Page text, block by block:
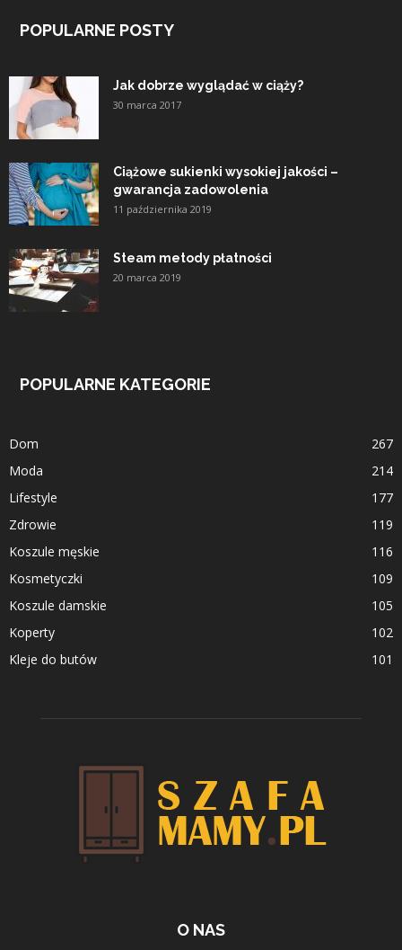
POPULARNE POSTY
Jak dobrze wyglądać w ciąży?
30 marca 2017
Ciążowe sukienki wysokiej jakości –
gwarancja zadowolenia
11 października 2019
Steam metody płatności
20 marca 2019
POPULARNE KATEGORIE
Dom
267
Moda
214
Lifestyle
177
Zdrowie
119
Koszule męskie
116
Kosmetyczki
109
Koszule damskie
105
Koperty
102
Kleje do butów
101
O NAS